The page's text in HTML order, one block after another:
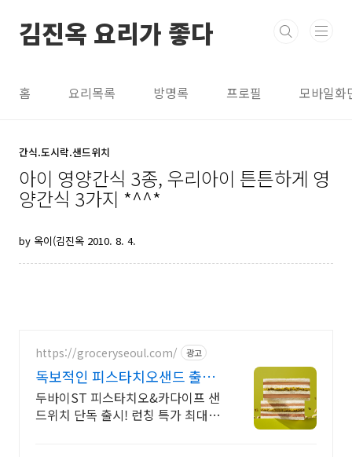
김진옥 요리가 좋다
홈 요리목록 방명록 프로필 모바일화
간식.도시락.샌드위치
아이 영양간식 3종, 우리아이 튼튼하게 영
양간식 3가지 *^^*
by 옥이(김진옥 2010. 8. 4.
https://groceryseoul.com/ 광고
독보적인 피스타치오샌드 출시
꽉 찬 내용물로 포만감 최고
두바이ST 피스타치오&카다이프 샌
드위치 단독 출시! 런칭 특가 최대